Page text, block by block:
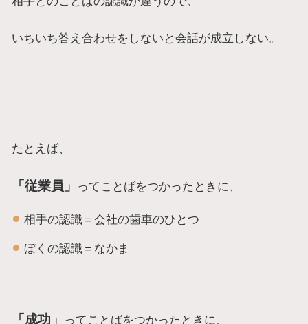
いちいち答え合わせをしないと会話が成立しない。
たとえば、
「従業員」 ってことばをつかったときに、
相手の認識＝会社の歯車のひとつ
ぼくの認識＝なかま
「成功」 ってことばをつかったときに、